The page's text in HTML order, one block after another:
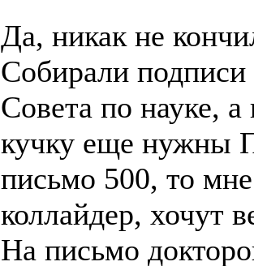
Да, никак не
Собирали
Совета по науке,
кучку еще нужны
письмо 500, то
коллайдер, хочут
На письмо